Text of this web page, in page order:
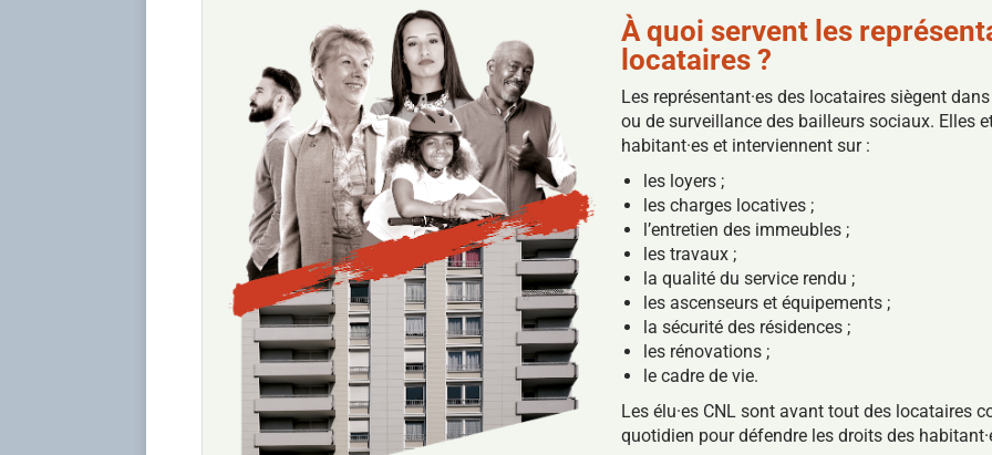
À quoi servent les
locataires ?
Les représentant·es des locataires siègent
ou de surveillance des bailleurs sociaux. Elles
habitant·es et interviennent sur :
les loyers ;
les charges locatives ;
l’entretien des immeubles ;
les travaux ;
la qualité du service rendu ;
les ascenseurs et équipements ;
la sécurité des résidences ;
les rénovations ;
le cadre de vie.
Les élu·es CNL sont avant tout des locataires
quotidien pour défendre les droits des